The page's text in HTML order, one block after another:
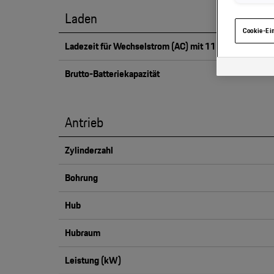
Laden
Ladezeit für Wechselstrom (AC) mit 11 kW (0 auf bis
Brutto-Batteriekapazität
Antrieb
Zylinderzahl
Bohrung
Hub
Hubraum
Leistung (kW)
eingesehen
Cookie-